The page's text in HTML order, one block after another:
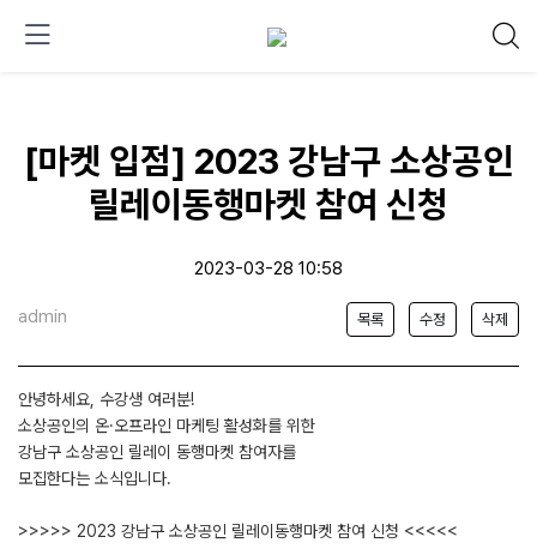
[마켓 입점] 2023 강남구 소상공인
릴레이동행마켓 참여 신청
2023-03-28 10:58
admin 목록 수정 삭제
안녕하세요, 수강생 여러분!
소상공인의 온·오프라인 마케팅 활성화를 위한
강남구 소상공인 릴레이 동행마켓 참여자를
모집한다는 소식입니다.
>>>>> 2023 강남구 소상공인 릴레이동행마켓 참여 신청 <<<<<